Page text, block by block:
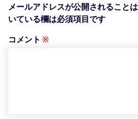
メールアドレスが公開されることは
いている欄は必須項目です
コメント ※